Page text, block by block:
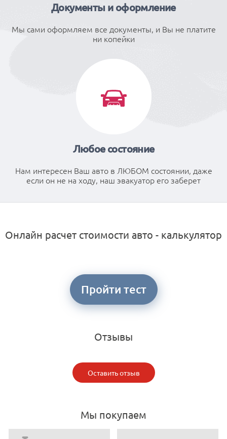
Документы и оформление
Мы сами оформляем все документы, и Вы не платите
ни копейки
Любое состояние
Нам интересен Ваш авто в ЛЮБОМ состоянии, даже
если он не на ходу, наш эвакуатор его заберет
Онлайн расчет стоимости авто - калькулятор
Пройти тест
Отзывы
Оставить отзыв
Мы покупаем